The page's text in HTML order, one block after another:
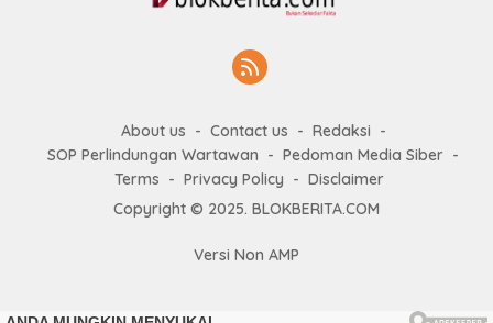
About us Contact us
Redaksi
SOP Perlindungan Wartawan
Pedoman Media Siber
Terms
Privacy Policy
Disclaimer
Copyright © 2025. BLOKBERITA.COM
Versi Non AMP